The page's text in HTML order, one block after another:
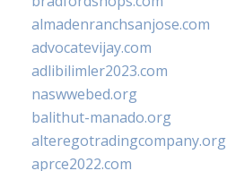
almadenranchsanjose.com
advocatevijay.com
adlibilimler2023.com
naswwebed.org
balithut-manado.org
alteregotradingcompany.org
aprce2022.com